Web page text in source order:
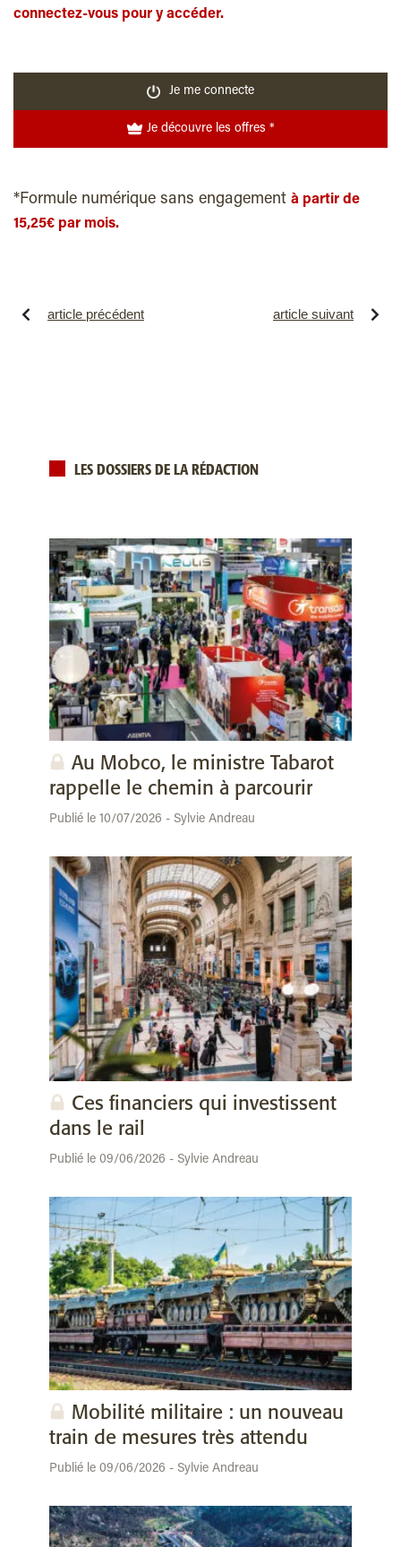
connectez-vous pour y accéder.
Je me connecte
Je découvre les offres *
*Formule numérique sans engagement à partir de
15,25€ par mois.
article précédent article suivant
LES DOSSIERS DE LA RÉDACTION
Au Mobco, le ministre Tabarot
rappelle le chemin à parcourir
Publié le 10/07/2026 - Sylvie Andreau
Ces financiers qui investissent
dans le rail
Publié le 09/06/2026 - Sylvie Andreau
Mobilité militaire : un nouveau
train de mesures très attendu
Publié le 09/06/2026 - Sylvie Andreau